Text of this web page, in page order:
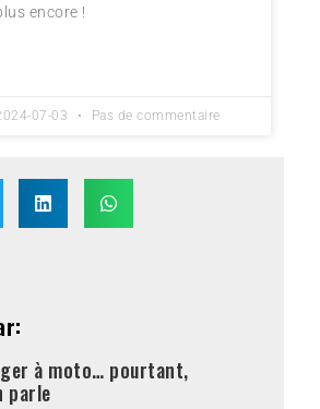
encore !
07-03 Pas de commentaire
à moto… pourtant,
parle